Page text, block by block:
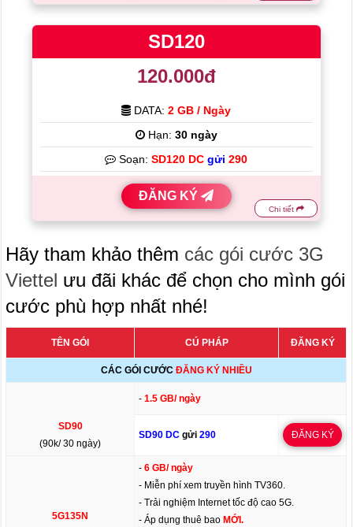
SD120
120.000đ
DATA:2 GB / Ngày
Hạn: 30 ngày
Soạn:SD120 DCgửi 290
ĐĂNG KÝ
Chi tiết
Hãy tham khảo thêm các gói cước 3G
Viettel ưu đãi khác để chọn cho mình gói
cước phù hợp nhất nhé!
TÊN GÓI CÚ PHÁP ĐĂNG KÝ
CÁC GÓI CƯỚC ĐĂNG KÝ NHIỀU
SD90
(90k/ 30 ngày)
-1.5 GB/ ngày
SD90 DCgửi 290 ĐĂNG KÝ
5G135N
-6 GB/ ngày
- Miễn phí xem truyền hình TV360.
- Trải nghiệm Internet tốc độ cao 5G.
- Áp dụng thuê bao MỚI.